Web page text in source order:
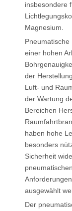
insbesondere
Magnesium.
einer hohen
der
Luft- und
der Wartung
Bereichen
haben hohe
besonders
Sicherheit
ausgewählt
Der